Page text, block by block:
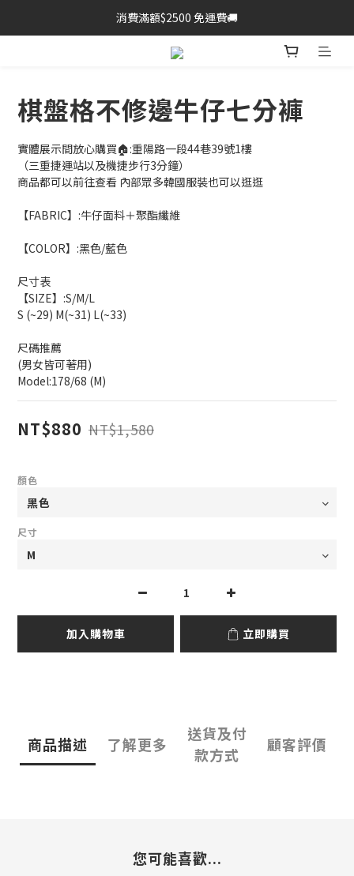
消費滿額$2500 免運費🚚
棋盤格不修邊牛仔七分褲
實體展示間放心購買🏠:重陽路一段44巷39號1樓
（三重捷運站以及機捷步行3分鐘）
商品都可以前往查看 內部眾多韓國服裝也可以逛逛
【FABRIC】:牛仔面料＋聚酯纖維
【COLOR】:黑色/藍色
尺寸表
【SIZE】:S/M/L
S (~29) M(~31) L(~33)
尺碼推薦
(男女皆可著用)
Model:178/68 (M)
NT$880 NT$1,580
顏色
尺寸
加入購物車 立即購買
商品描述 了解更多
送貨及付
款方式
顧客評價
您可能喜歡...